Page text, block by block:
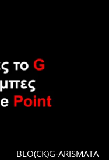
BLO(CK)G-ARISMATA